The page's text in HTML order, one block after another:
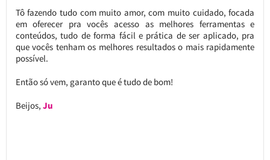
Tô fazendo tudo com muito amor, com muito cuidado, focada
em oferecer pra vocês acesso as melhores ferramentas e
conteúdos, tudo de forma fácil e prática de ser aplicado, pra
que vocês tenham os melhores resultados o mais rapidamente
possível.
Então só vem, garanto que é tudo de bom!
Beijos, Ju